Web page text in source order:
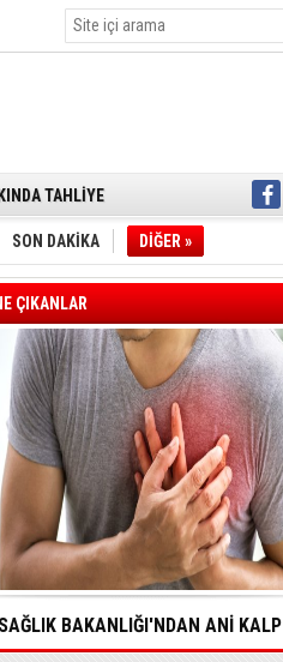
DERNEĞİ
ÇİZGİMİZ
ALANA
KARARTMA
VERİLDİ
VELİ AĞBABA
ÇERÇEVE YASA
BAŞLADI
SON DAKİKA DİĞER »
ÇIKANLAR
SAĞLIK BAKANLIĞI'NDAN ANİ KALP